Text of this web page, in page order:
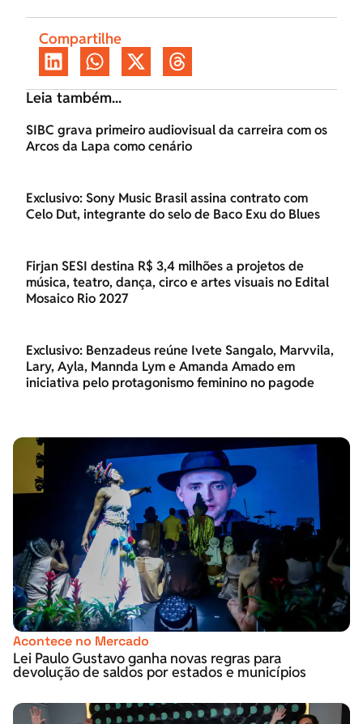
Compartilhe
Leia também...
SIBC grava primeiro audiovisual da carreira com os
Arcos da Lapa como cenário
Exclusivo: Sony Music Brasil assina contrato com
Celo Dut, integrante do selo de Baco Exu do Blues
Firjan SESI destina R$ 3,4 milhões a projetos de
música, teatro, dança, circo e artes visuais no Edital
Mosaico Rio 2027
Exclusivo: Benzadeus reúne Ivete Sangalo, Marvvila,
Lary, Ayla, Mannda Lym e Amanda Amado em
iniciativa pelo protagonismo feminino no pagode
Acontece no Mercado
Lei Paulo Gustavo ganha novas regras para
devolução de saldos por estados e municípios